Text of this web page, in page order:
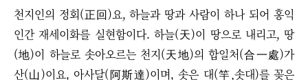
천지인의 정회(正回)요, 하늘과 땅과 사람이 하나 되어 홍익
인간 재세이화를 실현함이다. 하늘(天)이 땅으로 내리고, 땅
(地)이 하늘로 솟아오르는 천지(天地)의 합일처(合一處)가
산(山)이요, 아사달(阿斯達)이며, 솟은 대(竿,솟대)를 꽂은